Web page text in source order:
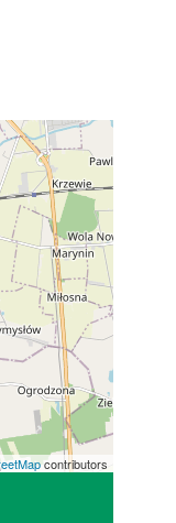
contributors